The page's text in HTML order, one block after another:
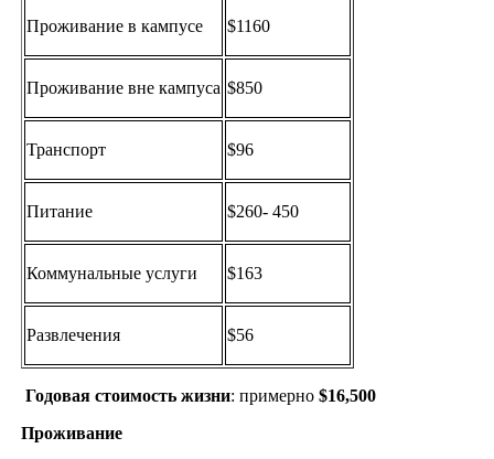
Проживание в кампусе $1160
Проживание вне кампуса $850
Транспорт $96
Питание $260- 450
Коммунальные услуги $163
Развлечения $56
Годовая стоимость жизни: примерно $16,500
Проживание